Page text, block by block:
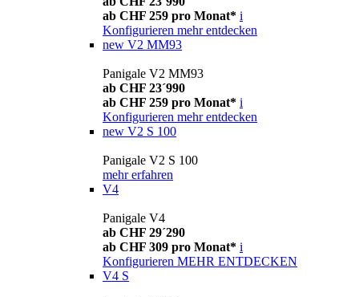
ab CHF 259 pro Monat* i
Konfigurieren mehr entdecken
new V2 MM93
Panigale V2 MM93
ab CHF 23´990
ab CHF 259 pro Monat* i
Konfigurieren mehr entdecken
new V2 S 100
Panigale V2 S 100
mehr erfahren
V4
Panigale V4
ab CHF 29´290
ab CHF 309 pro Monat* i
Konfigurieren MEHR ENTDECKEN
V4 S